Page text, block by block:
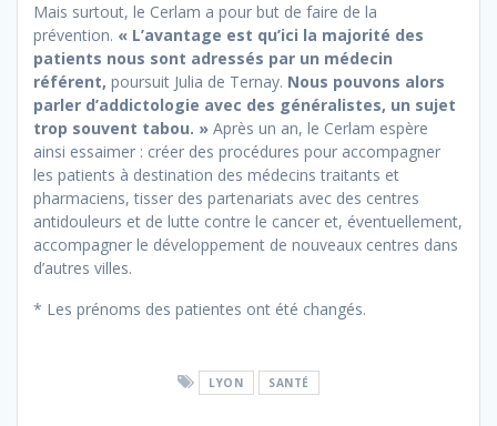
Mais surtout, le Cerlam a pour but de faire de la
prévention. « L’avantage est qu’ici la majorité des
patients nous sont adressés par un médecin
référent, poursuit Julia de Ternay. Nous pouvons alors
parler d’addictologie avec des généralistes, un sujet
trop souvent tabou. » Après un an, le Cerlam espère
ainsi essaimer : créer des procédures pour accompagner
les patients à destination des médecins traitants et
pharmaciens, tisser des partenariats avec des centres
antidouleurs et de lutte contre le cancer et, éventuellement,
accompagner le développement de nouveaux centres dans
d’autres villes.
* Les prénoms des patientes ont été changés.
LYON SANTÉ